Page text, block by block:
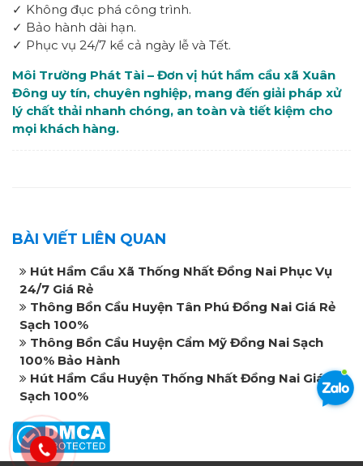
✓ Không đục phá công trình.
✓ Bảo hành dài hạn.
✓ Phục vụ 24/7 kể cả ngày lễ và Tết.
Môi Trường Phát Tài – Đơn vị hút hầm cầu xã Xuân
Đông uy tín, chuyên nghiệp, mang đến giải pháp xử
lý chất thải nhanh chóng, an toàn và tiết kiệm cho
mọi khách hàng.
BÀI VIẾT LIÊN QUAN
Hút Hầm Cầu Xã Thống Nhất Đồng Nai Phục Vụ
24/7 Giá Rẻ
Thông Bồn Cầu Huyện Tân Phú Đồng Nai Giá Rẻ
Sạch 100%
Thông Bồn Cầu Huyện Cẩm Mỹ Đồng Nai Sạch
100% Bảo Hành
Hút Hầm Cầu Huyện Thống Nhất Đồng Nai Giá Rẻ
Sạch 100%